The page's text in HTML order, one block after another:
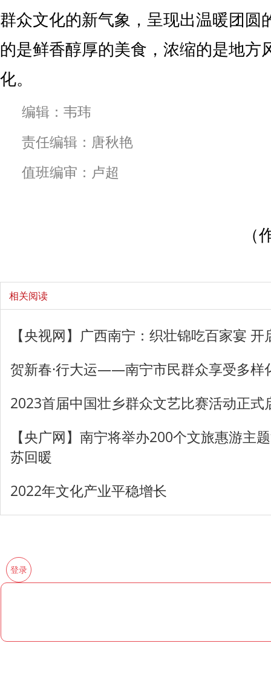
群众文化的新气象，呈现出温暖团圆
的是鲜香醇厚的美食，浓缩的是地方
化。
编辑：韦玮
责任编辑：唐秋艳
值班编审：卢超
（
相关阅读
【央视网】广西南宁：织壮锦吃百家宴
贺新春·行大运——南宁市民群众享受多样
2023首届中国壮乡群众文艺比赛活动正式
【央广网】南宁将举办200个文旅惠游主
苏回暖
2022年文化产业平稳增长
登录